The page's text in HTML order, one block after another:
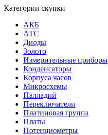
Категории скупки
АКБ
АТС
Диоды
Золото
Измерительные приборы
Конденсаторы
Корпуса часов
Микросхемы
Палладий
Переключатели
Платиновая группа
Платы
Потенциометры